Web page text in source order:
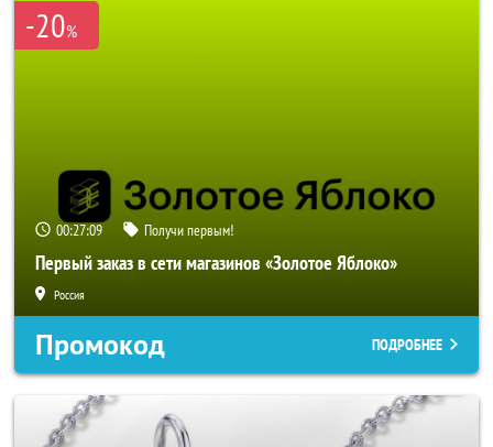
-20%
00:27:06 Получи первым!
Первый заказ в сети магазинов «Золотое Яблоко»
Россия
Промокод ПОДРОБНЕЕ